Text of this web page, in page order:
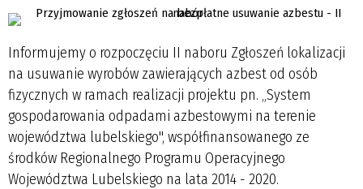
Informujemy o rozpoczęciu II naboru Zgłoszeń lokalizacji
na usuwanie wyrobów zawierających azbest od osób
fizycznych w ramach realizacji projektu pn. „System
gospodarowania odpadami azbestowymi na terenie
województwa lubelskiego", współfinansowanego ze
środków Regionalnego Programu Operacyjnego
Województwa Lubelskiego na lata 2014 - 2020.